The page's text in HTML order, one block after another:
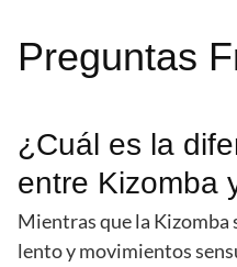
Preguntas
¿Cuál es la
entre Kizomba
Mientras que la Kizomba
lento y movimientos